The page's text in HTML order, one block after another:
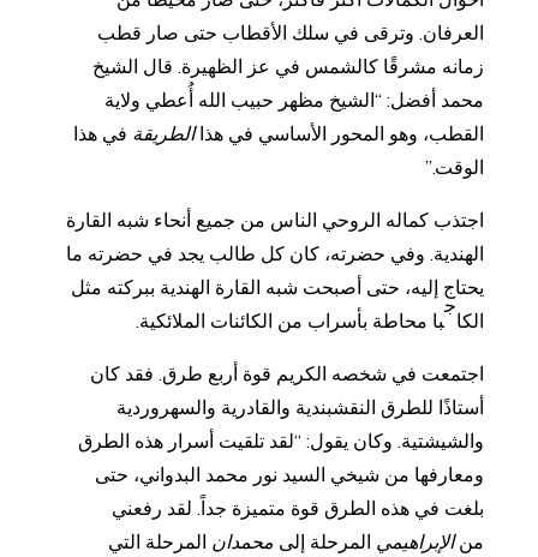
العرفان. وترقى في سلك الأقطاب حتى صار قطب
زمانه مشرقًا كالشمس في عز الظهيرة. قال الشيخ
محمد أفضل: “الشيخ مظهر حبيب الله أُعطي ولاية
القطب، وهو المحور الأساسي في هذاالطريقة في هذا
الوقت.”
اجتذب كماله الروحي الناس من جميع أنحاء شبه القارة
الهندية. وفي حضرته، كان كل طالب يجد في حضرته ما
يحتاج إليه، حتى أصبحت شبه القارة الهندية ببركته مثل
الكا
ج
با محاطة بأسراب من الكائنات الملائكية.
اجتمعت في شخصه الكريم قوة أربع طرق. فقد كان
أستاذًا للطرق النقشبندية والقادرية والسهروردية
والشيشتية. وكان يقول: “لقد تلقيت أسرار هذه الطرق
ومعارفها من شيخي السيد نور محمد البدواني، حتى
بلغت في هذه الطرق قوة متميزة جداً. لقد رفعني
منالإبراهيمي المرحلة إلى محمدان المرحلة التي